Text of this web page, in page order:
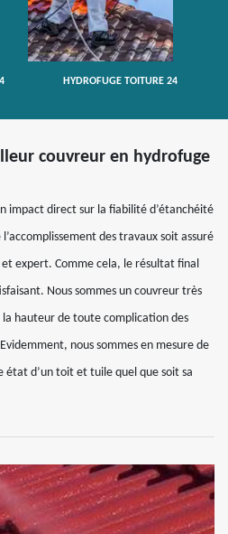
HYDROFUGE TOITURE 24
couvreur en hydrofuge
impact direct sur la fiabilité d’étanchéité
des travaux soit assuré
expert. Comme cela, le résultat final
Nous sommes un couvreur très
hauteur de toute complication des
nous sommes en mesure de
d’un toit et tuile quel que soit sa